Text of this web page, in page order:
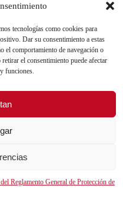
tecnologías como cookies para
Dar su consentimiento a estas
el comportamiento de navegación o
el consentimiento puede afectar
funciones.
Reglamento General de Protección de